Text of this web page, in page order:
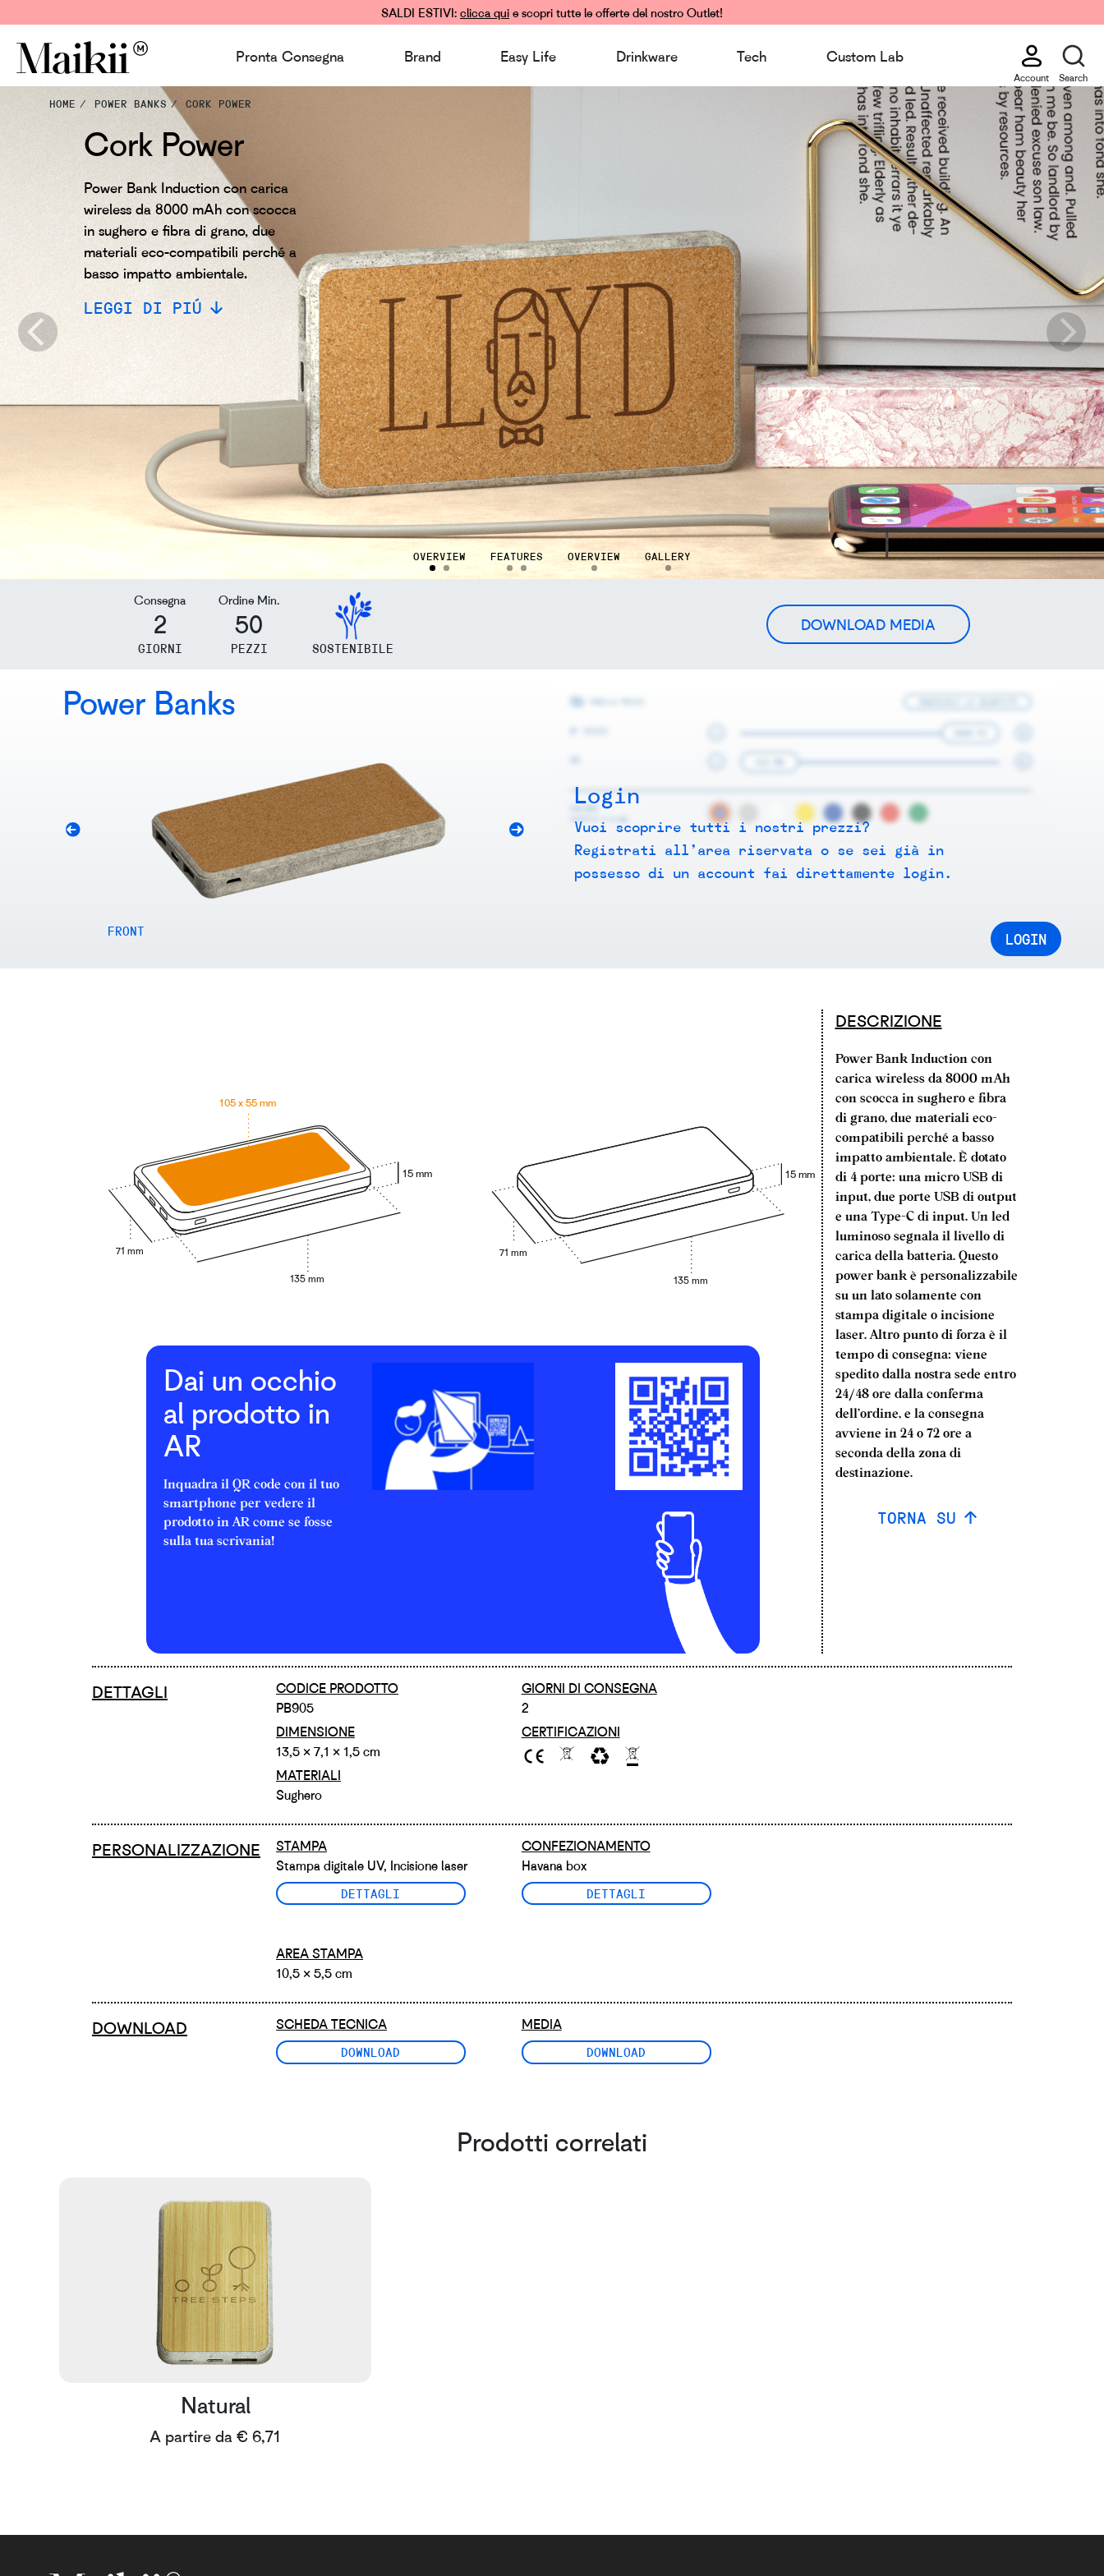
SALDI ESTIVI: clicca qui e scopri tutte le offerte del nostro Outlet!
Pronta Consegna Brand Easy Life Drinkware Tech Custom Lab
Account Search
Cork Power
Power Bank Induction con carica
wireless da 8000 mAh con scocca
in sughero e fibra di grano, due
materiali eco-compatibili perché a
basso impatto ambientale.
LEGGI DI PIÚ
HOME POWER BANKS CORK POWER
OVERVIEW FEATURES OVERVIEW GALLERY
Consegna
2
GIORNI
Ordine Min.
50
PEZZI SOSTENIBILE
DOWNLOAD MEDIA
Power Banks
FRONT
Login
Vuoi scoprire tutti i nostri prezzi?
Registrati all’area riservata o se sei già in
possesso di un account fai direttamente login.
LOGIN
105 x 55 mm
71 mm
15 mm
135 mm
71 mm
15 mm
135 mm
Dai un occhio
al prodotto in
AR
Inquadra il QR code con il tuo
smartphone per vedere il
prodotto in AR come se fosse
sulla tua scrivania!
DESCRIZIONE
Power Bank Induction con
carica wireless da 8000 mAh
con scocca in sughero e fibra
di grano, due materiali eco-
compatibili perché a basso
impatto ambientale. È dotato
di 4 porte: una micro USB di
input, due porte USB di output
e una Type-C di input. Un led
luminoso segnala il livello di
carica della batteria. Questo
power bank è personalizzabile
su un lato solamente con
stampa digitale o incisione
laser. Altro punto di forza è il
tempo di consegna: viene
spedito dalla nostra sede entro
24/48 ore dalla conferma
dell’ordine, e la consegna
avviene in 24 o 72 ore a
seconda della zona di
destinazione.
TORNA SU
DETTAGLI
CODICE PRODOTTO
PB905
DIMENSIONE
13,5 × 7,1 × 1,5 cm
MATERIALI
Sughero
GIORNI DI CONSEGNA
2
CERTIFICAZIONI
PERSONALIZZAZIONE
STAMPA
Stampa digitale UV, Incisione laser
DETTAGLI
AREA STAMPA
10,5 × 5,5 cm
CONFEZIONAMENTO
Havana box
DETTAGLI
DOWNLOAD SCHEDA TECNICA
DOWNLOAD
MEDIA
DOWNLOAD
Prodotti correlati
Natural
A partire da € 6,71